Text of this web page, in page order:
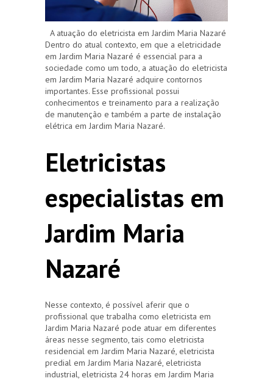
A atuação do eletricista em Jardim Maria Nazaré
Dentro do atual contexto, em que a eletricidade
em Jardim Maria Nazaré é essencial para a
sociedade como um todo, a atuação do eletricista
em Jardim Maria Nazaré adquire contornos
importantes. Esse profissional possui
conhecimentos e treinamento para a realização
de manutenção e também a parte de instalação
elétrica em Jardim Maria Nazaré.
Eletricistas
especialistas em
Jardim Maria
Nazaré
Nesse contexto, é possível aferir que o
profissional que trabalha como eletricista em
Jardim Maria Nazaré pode atuar em diferentes
áreas nesse segmento, tais como eletricista
residencial em Jardim Maria Nazaré, eletricista
predial em Jardim Maria Nazaré, eletricista
industrial, eletricista 24 horas em Jardim Maria